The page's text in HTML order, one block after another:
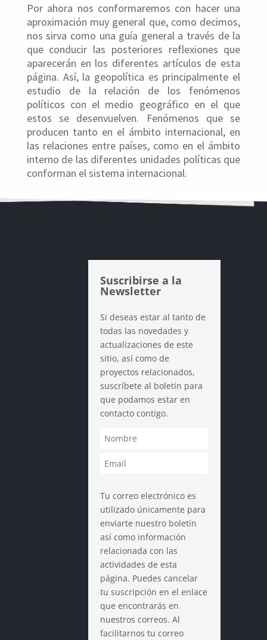
Por ahora nos conformaremos con hacer una
aproximación muy general que, como decimos,
nos sirva como una guía general a través de la
que conducir las posteriores reflexiones que
aparecerán en los diferentes artículos de esta
página. Así, la geopolítica es principalmente el
estudio de la relación de los fenómenos
políticos con el medio geográfico en el que
estos se desenvuelven. Fenómenos que se
producen tanto en el ámbito internacional, en
las relaciones entre países, como en el ámbito
interno de las diferentes unidades políticas que
conforman el sistema internacional.
Suscribirse a la
Newsletter
Si deseas estar al tanto de
todas las novedades y
actualizaciones de este
sitio, así como de
proyectos relacionados,
suscríbete al boletín para
que podamos estar en
contacto contigo.
Tu correo electrónico es
utilizado únicamente para
enviarte nuestro boletín
así como información
relacionada con las
actividades de esta
página. Puedes cancelar
tu suscripción en el enlace
que encontrarás en
nuestros correos. Al
facilitarnos tu correo